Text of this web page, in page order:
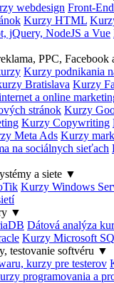
webdesign Front-
Kurzy HTML
jQuery, NodeJS a Vue
PPC, Facebook
Kurzy podnikania
Bratislava Kurzy
a online
stránok Kurzy
Kurzy Copywriting
Meta Ads Kurzy
na sociálnych sieťach
a siete ▼
Kurzy Windows
▼
Dátová analýza
Kurzy Microsoft
testovanie softvéru ▼
kurzy pre testerov
programovania a